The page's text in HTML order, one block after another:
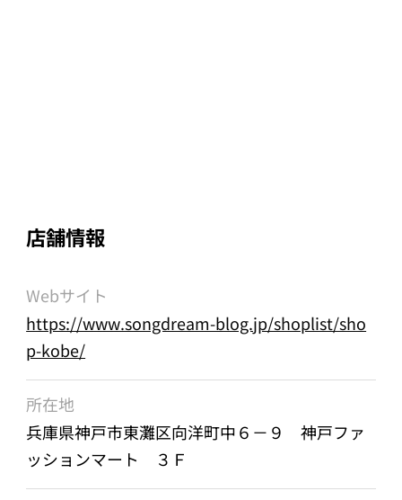
店舗情報
Webサイト
https://www.songdream-blog.jp/shoplist/sho
p-kobe/
所在地
兵庫県神戸市東灘区向洋町中６－９ 神戸ファ
ッションマート ３Ｆ